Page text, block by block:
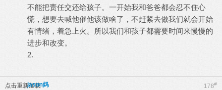
不能把责任交还给孩子。一开始我和爸爸都会忍不住心
慌，想要去喊他催他该做啥了，不赶紧去做我们就会开始
有情绪，着急上火。所以我们和孩子都需要时间来慢慢的
进步和改变。
2.
点击重新加载 178#
jason妈